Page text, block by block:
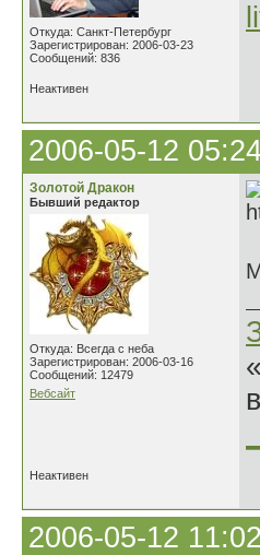
Откуда: Санкт-Петербург
Зарегистрирован: 2006-03-23
Сообщений: 836
Неактивен
2006-05-12
Золотой Дракон
Бывший редактор
Откуда: Всегда с неба
Зарегистрирован: 2006-03-16
Сообщений: 12479
Вебсайт
Неактивен
2006-05-12